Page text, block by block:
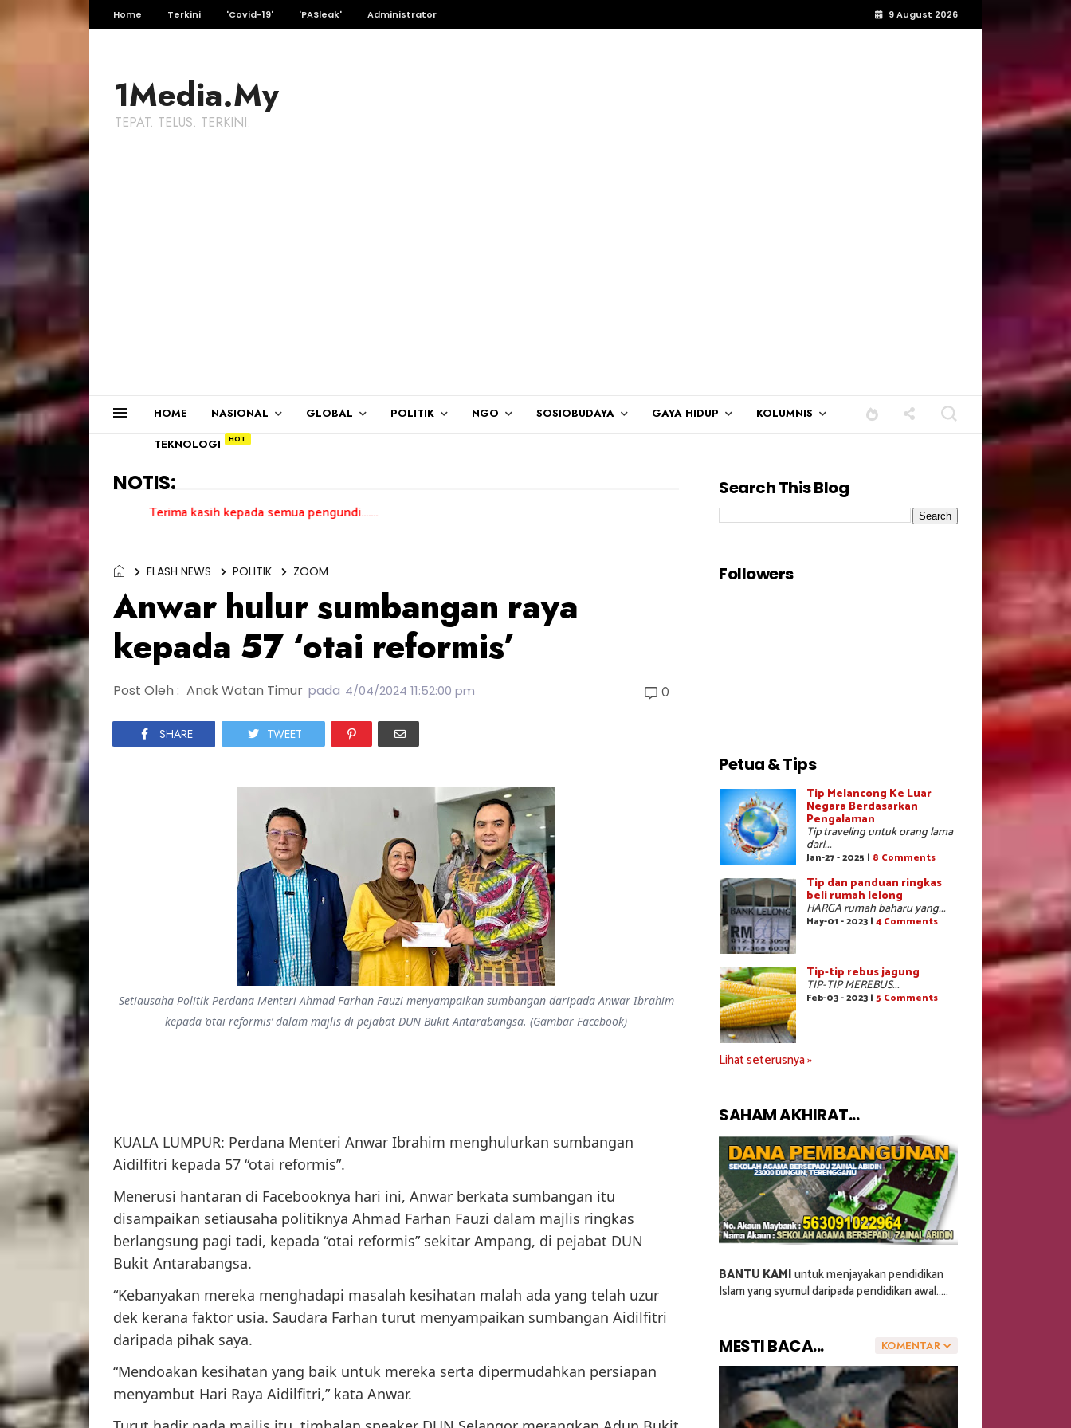
Home Terkini 'Covid-19' 'PASleak' Administrator 9 August 2026
1Media.My
TEPAT. TELUS. TERKINI.
HOME NASIONAL GLOBAL POLITIK NGO SOSIOBUDAYA GAYA HIDUP KOLUMNIS
TEKNOLOGI
NOTIS:
Terima kasih kepada semua pengundi.......
FLASH NEWS POLITIK ZOOM
Anwar hulur sumbangan raya
kepada 57 ‘otai reformis’
Post Oleh : Anak Watan Timur pada 4/04/2024 11:52:00 pm 0
SHARE TWEET
Setiausaha Politik Perdana Menteri Ahmad Farhan Fauzi menyampaikan sumbangan daripada Anwar Ibrahim
kepada ‘otai reformis’ dalam majlis di pejabat DUN Bukit Antarabangsa. (Gambar Facebook)
KUALA LUMPUR: Perdana Menteri Anwar Ibrahim menghulurkan sumbangan
Aidilfitri kepada 57 “otai reformis”.
Menerusi hantaran di Facebooknya hari ini, Anwar berkata sumbangan itu
disampaikan setiausaha politiknya Ahmad Farhan Fauzi dalam majlis ringkas
berlangsung pagi tadi, kepada “otai reformis” sekitar Ampang, di pejabat DUN
Bukit Antarabangsa.
“Kebanyakan mereka menghadapi masalah kesihatan malah ada yang telah uzur
dek kerana faktor usia. Saudara Farhan turut menyampaikan sumbangan Aidilfitri
daripada pihak saya.
“Mendoakan kesihatan yang baik untuk mereka serta dipermudahkan persiapan
menyambut Hari Raya Aidilfitri,” kata Anwar.
Search This Blog
Followers
Petua & Tips
Tip Melancong Ke Luar
Negara Berdasarkan
Pengalaman
Tip traveling untuk orang lama
dari...
Jan-27 - 2025 | 8 Comments
Tip dan panduan ringkas
beli rumah lelong
HARGA rumah baharu yang...
May-01 - 2023 | 4 Comments
Tip-tip rebus jagung
TIP-TIP MEREBUS...
Feb-03 - 2023 | 5 Comments
Lihat seterusnya »
SAHAM AKHIRAT...
BANTU KAMIuntuk menjayakan pendidikan
Islam yang syumul daripada pendidikan awal.....
KOMENTAR
MESTI BACA...